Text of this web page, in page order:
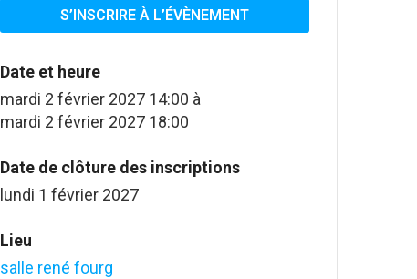
S’INSCRIRE À L’ÉVÈNEMENT
Date et heure
mardi 2 février 2027 14:00 à
mardi 2 février 2027 18:00
Date de clôture des inscriptions
lundi 1 février 2027
Lieu
salle rené fourg